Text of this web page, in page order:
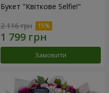
Букет "Квіткове Selfie!"
2 116 грн
Замовити